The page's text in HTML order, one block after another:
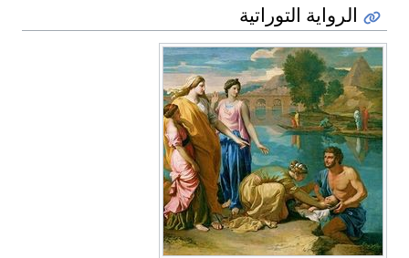
الرواية التوراتية